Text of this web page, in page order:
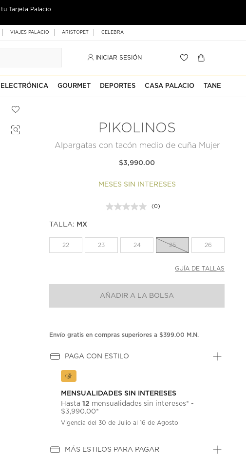
Tarjeta Palacio
VIAJES PALACIO ARISTOPET CELEBRA
INICIAR SESIÓN
ELECTRÓNICA GOURMET DEPORTES CASA PALACIO TANE
PIKOLINOS
Alpargatas con tacón medio de cuña Mujer
$3,990.00
MESES SIN INTERESES
Sin
la
misma
(0)
TALLA: MX
22 23 24 25 26
GUÍA DE TALLAS
AÑADIR A LA BOLSA
Envío gratis en compras superiores a $399.00 M.N.
PAGA CON ESTILO
MENSUALIDADES SIN INTERESES
Hasta12 mensualidades sin intereses* -
$3,990.00*
Vigencia del 30 de Julio al 16 de Agosto
MÁS ESTILOS PARA PAGAR